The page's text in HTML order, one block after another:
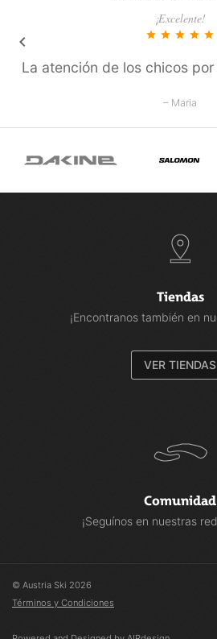
¡Excelente!
star star star star star
La atención de los chicos
– Maria
keyboard_arrow_left
Tiendas
¡Encontranos también en
VER TIENDAS
Comunidad
¡Seguínos en nuestras
© Austria Ski 2026
Términos y Condiciones